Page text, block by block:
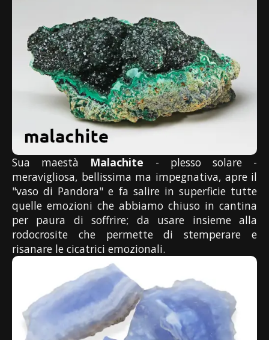
Sua maestà Malachite - plesso solare -
meravigliosa, bellissima ma impegnativa, apre il
"vaso di Pandora" e fa salire in superficie tutte
quelle emozioni che abbiamo chiuso in cantina
per paura di soffrire; da usare insieme alla
rodocrosite che permette di stemperare e
risanare le cicatrici emozionali.